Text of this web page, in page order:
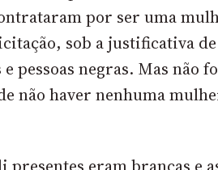
por ser uma
sob a justificativa
pessoas negras. Mas não
não haver nenhuma